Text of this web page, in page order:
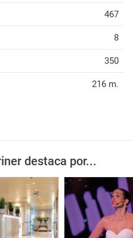
467
8
350
216 m.
tripulación)
destaca por...